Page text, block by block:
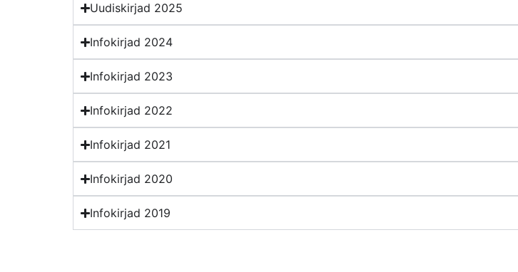
Uudiskirjad 2025
Infokirjad 2024
Infokirjad 2023
Infokirjad 2022
Infokirjad 2021
Infokirjad 2020
Infokirjad 2019